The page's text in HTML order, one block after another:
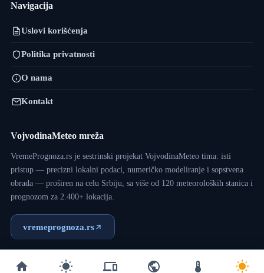
Navigacija
Uslovi korišćenja
Politika privatnosti
O nama
Kontakt
VojvodinaMeteo mreža
VremePrognoza.rs je sestrinski projekat VojvodinaMeteo tima: isti
pristup — precizni lokalni podaci, numeričko modeliranje i sopstvena
obrada — proširen na celu Srbiju, sa više od 120 meteoroloških stanica i
prognozom za 2.400+ lokacija.
vremeprognoza.rs